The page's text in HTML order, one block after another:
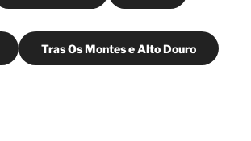
Tras Os Montes e Alto Douro